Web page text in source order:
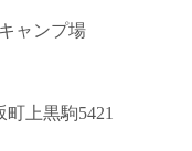
ャンプ場
町上黒駒5421